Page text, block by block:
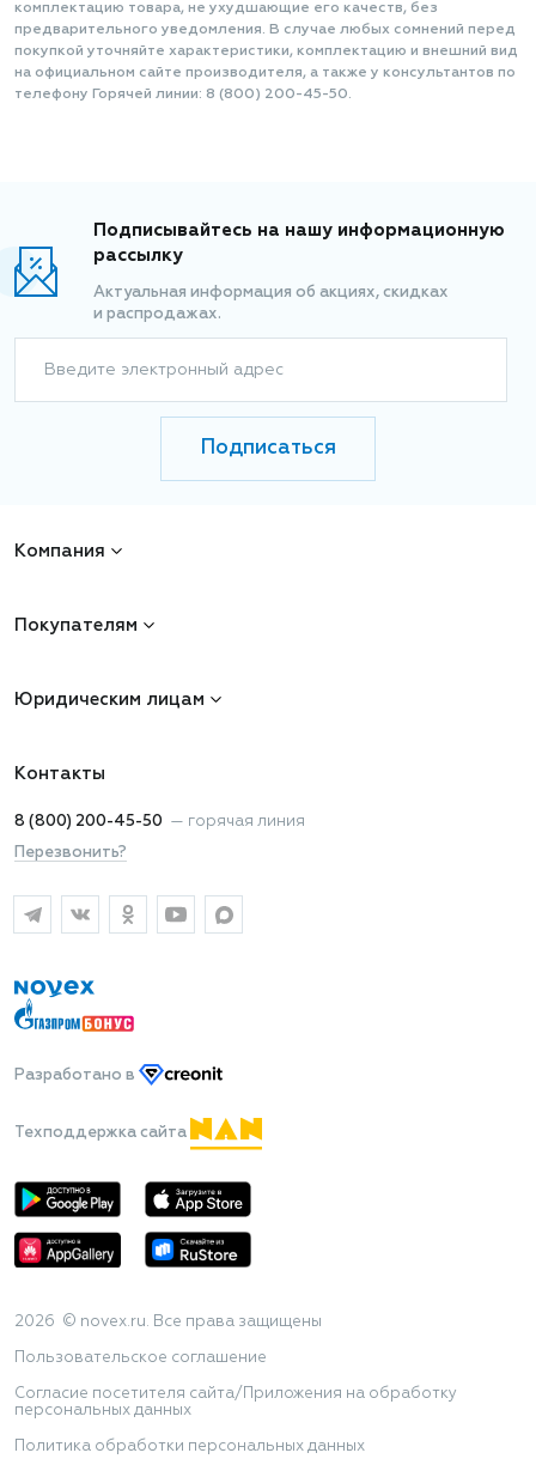
комплектацию товара, не ухудшающие его качеств, без
предварительного уведомления. В случае любых сомнений перед
покупкой уточняйте характеристики, комплектацию и внешний вид
на официальном сайте производителя, а также у консультантов по
телефону Горячей линии: 8 (800) 200-45-50.
Подписывайтесь на нашу информационную
рассылку
Актуальная информация об акциях, скидках
и распродажах.
Введите электронный адрес
Подписаться
Компания
Покупателям
Юридическим лицам
Контакты
8 (800) 200-45-50 — горячая линия
Перезвонить?
Разработано в
Техподдержка сайта
2026 © novex.ru. Все права защищены
Пользовательское соглашение
Согласие посетителя сайта/Приложения на обработку
персональных данных
Политика обработки персональных данных